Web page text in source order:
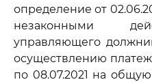
определение от
незаконными
управляющего
осуществлению
по 08.07.2021 на